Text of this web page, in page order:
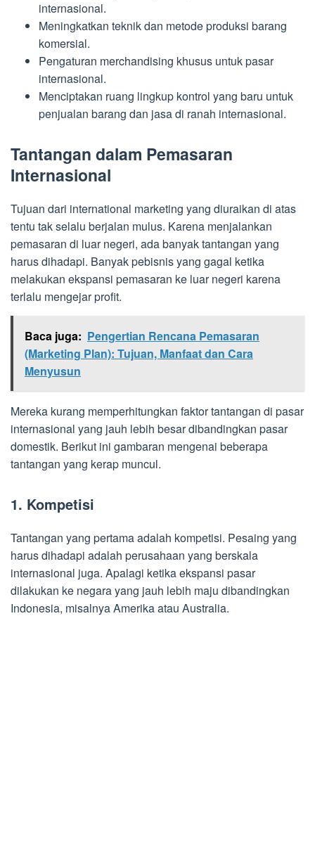
internasional.
Meningkatkan teknik dan metode produksi barang
komersial.
Pengaturan merchandising khusus untuk pasar
internasional.
Menciptakan ruang lingkup kontrol yang baru untuk
penjualan barang dan jasa di ranah internasional.
Tantangan dalam Pemasaran
Internasional
Tujuan dari international marketing yang diuraikan di atas
tentu tak selalu berjalan mulus. Karena menjalankan
pemasaran di luar negeri, ada banyak tantangan yang
harus dihadapi. Banyak pebisnis yang gagal ketika
melakukan ekspansi pemasaran ke luar negeri karena
terlalu mengejar profit.
Baca juga: Pengertian Rencana Pemasaran
(Marketing Plan): Tujuan, Manfaat dan Cara
Menyusun
Mereka kurang memperhitungkan faktor tantangan di pasar
internasional yang jauh lebih besar dibandingkan pasar
domestik. Berikut ini gambaran mengenai beberapa
tantangan yang kerap muncul.
1. Kompetisi
Tantangan yang pertama adalah kompetisi. Pesaing yang
harus dihadapi adalah perusahaan yang berskala
internasional juga. Apalagi ketika ekspansi pasar
dilakukan ke negara yang jauh lebih maju dibandingkan
Indonesia, misalnya Amerika atau Australia.